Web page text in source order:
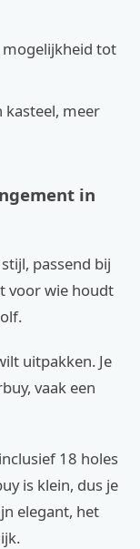
tot
kasteel, meer
in
passend bij
voor wie houdt
uitpakken. Je
vaak een
18 holes
is klein, dus je
elegant, het